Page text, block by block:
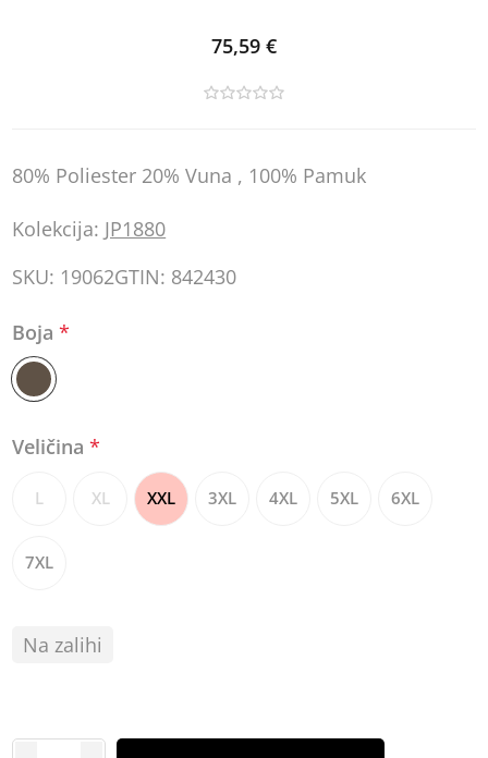
75,59 €
80% Poliester 20% Vuna , 100% Pamuk
Kolekcija: JP1880
SKU: 19062GTIN: 842430
Boja*
Veličina*
L XL XXL 3XL 4XL 5XL 6XL
7XL
Na zalihi